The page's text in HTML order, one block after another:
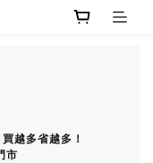
越多省越多！
市